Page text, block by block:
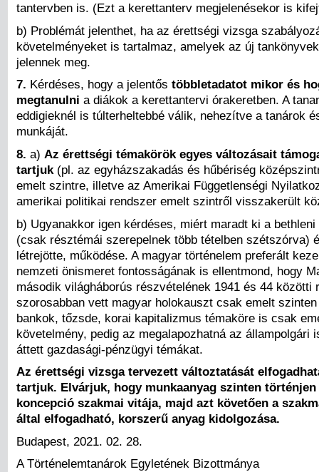
tantervben is. (Ezt a kerettanterv megjelenésekor is
b) Problémát jelenthet, ha az érettségi vizsga
követelményeket is tartalmaz, amelyek az új
jelennek meg.
7. Kérdéses, hogy a jelentős többletadatot mikor és
megtanulni a diákok a kerettantervi órakeretben. A
eddigieknél is túlterheltebbé válik, nehezítve a tanárok
munkáját.
8. a) Az érettségi témakörök egyes változásait
tartjuk (pl. az egyházszakadás és hűbériség
emelt szintre, illetve az Amerikai Függetlenségi
amerikai politikai rendszer emelt szintről visszakerült
b) Ugyanakkor igen kérdéses, miért maradt ki a
(csak résztémái szerepelnek több tételben szétszórva)
létrejötte, működése. A magyar történelem preferált
nemzeti önismeret fontosságának is ellentmond, hogy
második világháborús részvételének 1941 és 44 közötti
szorosabban vett magyar holokauszt csak emelt
bankok, tőzsde, korai kapitalizmus témaköre is csak
követelmény, pedig az megalapozhatná az állampolgári
áttett gazdasági-pénzügyi témákat.
Az érettségi vizsga tervezett változtatását
tartjuk. Elvárjuk, hogy munkaanyag szinten történjen
koncepció szakmai vitája, majd azt követően a
által elfogadható, korszerű anyag kidolgozása.
Budapest, 2021. 02. 28.
A Történelemtanárok Egyletének Bizottmánya